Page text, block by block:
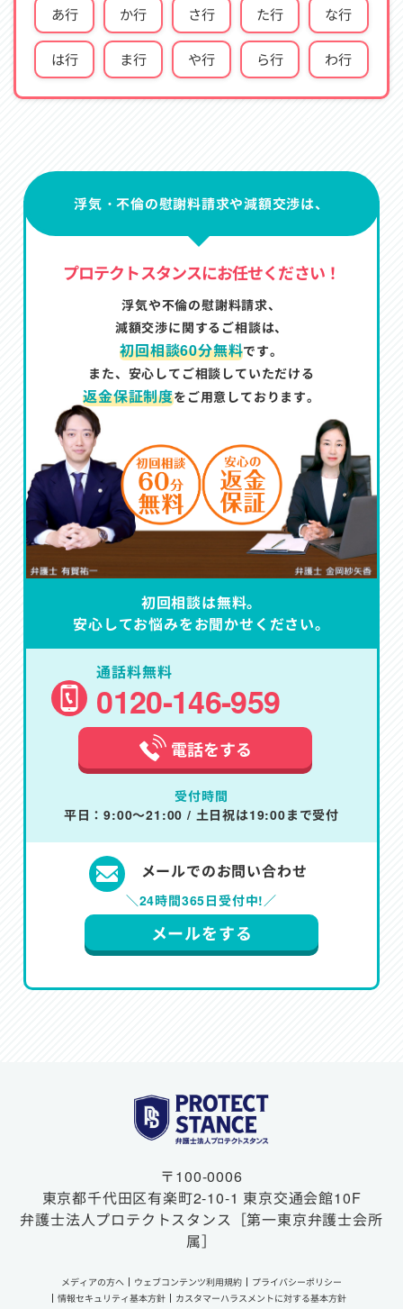
あ行 か行 さ行 た行 な行
は行 ま行 や行 ら行 わ行
浮気・不倫の慰謝料請求や減額交渉は、
プロテクトスタンスにお任せください！
浮気や不倫の慰謝料請求、
減額交渉に関するご相談は、
初回相談60分無料です。
また、安心してご相談していただける
返金保証制度をご用意しております。
初回相談は無料。
安心してお悩みをお聞かせください。
通話料無料
0120-146-959
電話をする
受付時間
平日：9:00～21:00 / 土日祝は19:00まで受付
メールでのお問い合わせ
＼24時間365日受付中!／
メールをする
〒100-0006
東京都千代田区有楽町2-10-1 東京交通会館10F
弁護士法人プロテクトスタンス ［第一東京弁護士会所
属］
メディアの方へ ウェブコンテンツ利用規約
プライバシーポリシー
情報セキュリティ基本方針
カスタマーハラスメントに対する基本方針